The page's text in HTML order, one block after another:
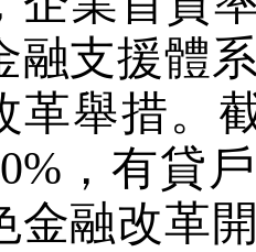
融支援體
革舉措。
，有貸
金融改革